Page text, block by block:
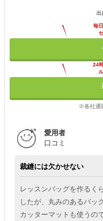
出
毎
24
※各社通
愛用者
口コミ
裁縫には欠かせない
レッスンバッグを作るく
したが、丸みのあるバッ
カッターマットも使うの